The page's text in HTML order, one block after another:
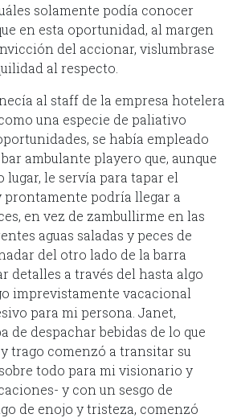
solamente podía conocer
en esta oportunidad, al margen
del accionar, vislumbrase
al respecto.
al staff de la empresa hotelera
una especie de paliativo
se había empleado
ambulante playero que, aunque
lugar, le servía para tapar el
prontamente podría llegar a
en vez de zambullirme en las
aguas saladas y peces de
del otro lado de la barra
detalles a través del hasta algo
imprevistamente vacacional
para mi persona. Janet,
de despachar bebidas de lo que
trago comenzó a transitar su
todo para mi visionario y
y con un sesgo de
de enojo y tristeza, comenzó